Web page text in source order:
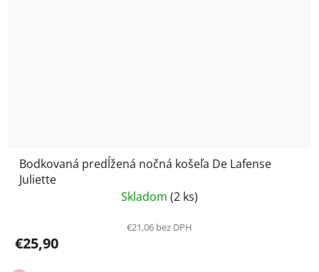
Bodkovaná predĺžená nočná košeľa De Lafense
Juliette
Skladom (2 ks)
€21,06 bez DPH
€25,90